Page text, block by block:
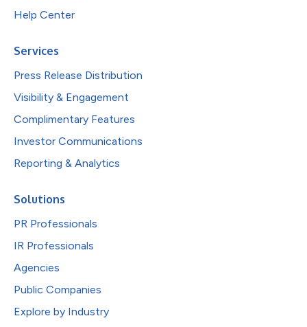
Help Center
Services
Press Release Distribution
Visibility & Engagement
Complimentary Features
Investor Communications
Reporting & Analytics
Solutions
PR Professionals
IR Professionals
Agencies
Public Companies
Explore by Industry